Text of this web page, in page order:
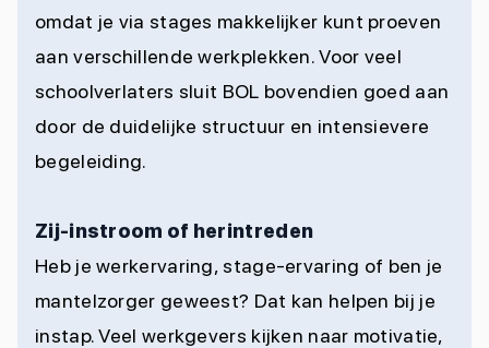
omdat je via stages makkelijker kunt proeven
aan verschillende werkplekken. Voor veel
schoolverlaters sluit BOL bovendien goed aan
door de duidelijke structuur en intensievere
begeleiding.
Zij-instroom of herintreden
Heb je werkervaring, stage-ervaring of ben je
mantelzorger geweest? Dat kan helpen bij je
instap. Veel werkgevers kijken naar motivatie,